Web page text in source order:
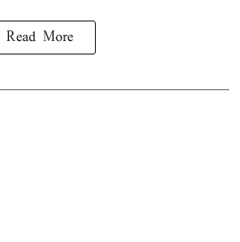
Read More